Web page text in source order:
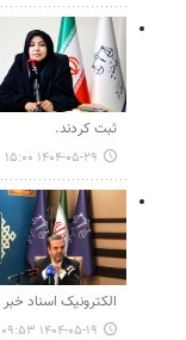
ثبت کردند.
۱۴۰۴-۰۵-۲۹ ۱۵:۰۰
الکترونیک اسناد
۱۴۰۴-۰۵-۱۹ ۰۹:۵۳